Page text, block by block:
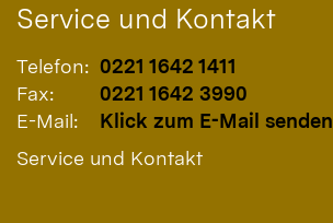
Service und Kontakt
Telefon: 0221 1642 1411
Fax:
0221 1642 3990
E-Mail:
Klick zum E-Mail senden
Service und Kontakt